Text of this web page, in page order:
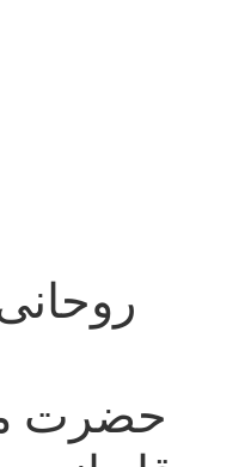
روحانی
حضرت